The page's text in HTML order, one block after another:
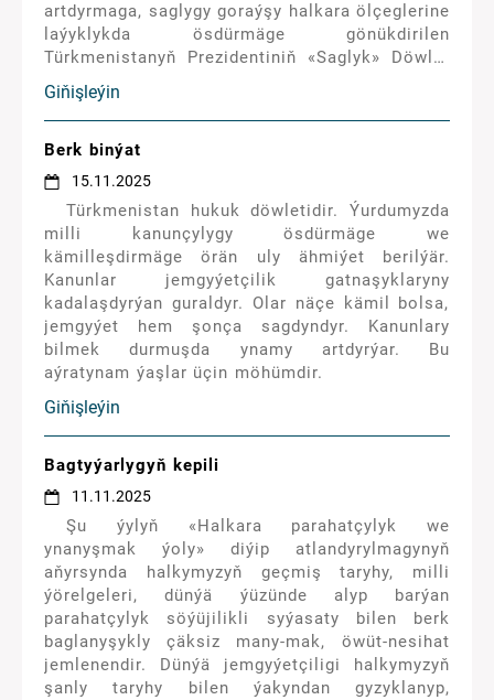
artdyrmaga, saglygy goraýşy halkara ölçeglerine
laýyklykda ösdürmäge gönükdirilen
Türkmenistanyň Prezidentiniň «Saglyk» Döwlet
maksatnamasy Lukman hem-de Alym
Arkadagymyzyň irginsiz yhlasynyň hem-de
taýsyz tagallalarynyň miweleridir.
Giňişleýin
Berk binýat
15.11.2025
Türkmenistan hukuk döwletidir. Ýurdumyzda
milli kanunçylygy ösdürmäge we
kämilleşdirmäge örän uly ähmiýet berilýär.
Kanunlar jemgyýetçilik gatnaşyklaryny
kadalaşdyrýan guraldyr. Olar näçe kämil bolsa,
jemgyýet hem şonça sagdyndyr. Kanunlary
bilmek durmuşda ynamy artdyrýar. Bu
aýratynam ýaşlar üçin möhümdir.
Giňişleýin
Bagtyýarlygyň kepili
11.11.2025
Şu ýylyň «Halkara parahatçylyk we
ynanyşmak ýoly» diýip atlandyrylmagynyň
aňyrsynda halkymyzyň geçmiş taryhy, milli
ýörelgeleri, dünýä ýüzünde alyp barýan
parahatçylyk söýüjilikli syýasaty bilen berk
baglanyşykly çäksiz many-mak, öwüt-nesihat
jemlenendir. Dünýä jemgyýetçiligi halkymyzyň
şanly taryhy bilen ýakyndan gyzyklanyp,